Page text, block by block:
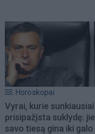
Horoskopai
Vyrai, kurie sunkiausiai
prisipažįsta suklydę: jie
savo tiesą gina iki galo